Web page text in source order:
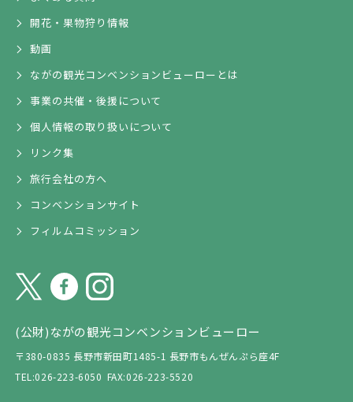
(公財)ながの観光コンベンションビューロー
〒380-0835 長野市新田町1485-1 長野市もんぜんぷら座4F
TEL:026-223-6050 FAX:026-223-5520
開花・果物狩り情報
動画
ながの観光コンベンションビューローとは
事業の共催・後援について
個人情報の取り扱いについて
リンク集
旅行会社の方へ
コンベンションサイト
フィルムコミッション